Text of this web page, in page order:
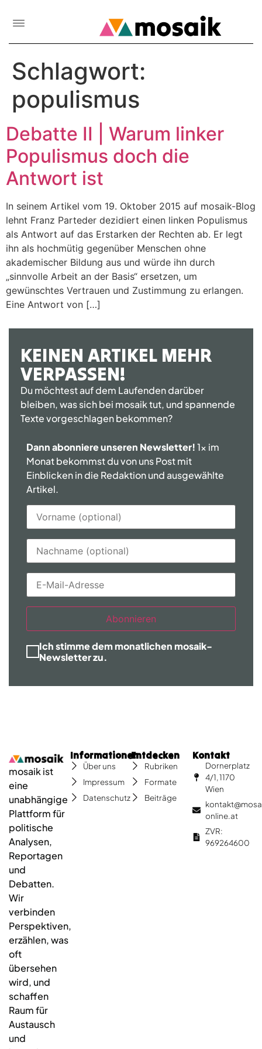
Schlagwort:
populismus
Debatte II | Warum linker
Populismus doch die
Antwort ist
In seinem Artikel vom 19. Oktober 2015 auf mosaik-Blog
lehnt Franz Parteder dezidiert einen linken Populismus
als Antwort auf das Erstarken der Rechten ab. Er legt
ihn als hochmütig gegenüber Menschen ohne
akademischer Bildung aus und würde ihn durch
„sinnvolle Arbeit an der Basis“ ersetzen, um
gewünschtes Vertrauen und Zustimmung zu erlangen.
Eine Antwort von […]
KEINEN ARTIKEL MEHR
VERPASSEN!
Du möchtest auf dem Laufenden darüber
bleiben, was sich bei mosaik tut, und spannende
Texte vorgeschlagen bekommen?
Dann abonniere unseren Newsletter!1x im
Monat bekommst du von uns Post mit
Einblicken in die Redaktion und ausgewählte
Artikel.
Abonnieren
Ich stimme dem monatlichen mosaik-
Newsletter zu.
mosaik ist
eine
unabhängige
Plattform für
politische
Analysen,
Reportagen
und
Debatten.
Wir
verbinden
Perspektiven,
erzählen, was
oft
übersehen
wird, und
schaffen
Raum für
Austausch
und
Informationen
Über uns
Impressum
Datenschutz
Entdecken
Rubriken
Formate
Beiträge
Kontakt
Dornerplatz
4/1, 1170
Wien
online.at
ZVR:
969264600